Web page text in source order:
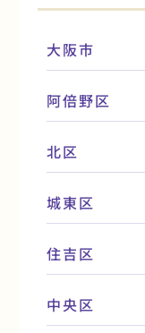
大阪市
阿倍野区
北区
城東区
住吉区
中央区